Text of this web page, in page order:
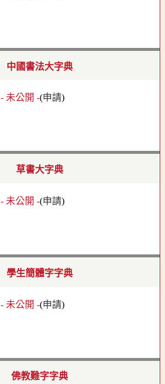
中國書法大字典
- 未公開 -(申請)
草書大字典
- 未公開 -(申請)
學生簡體字字典
- 未公開 -(申請)
佛教難字字典